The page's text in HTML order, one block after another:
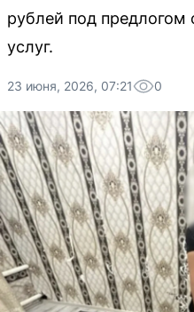
рублей под предлогом
услуг.
23 июня, 2026, 07:21 0